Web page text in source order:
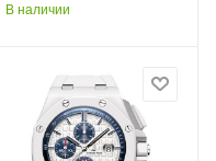
В наличии